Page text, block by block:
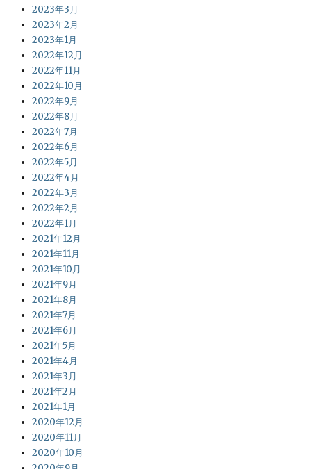
2023年3月
2023年2月
2023年1月
2022年12月
2022年11月
2022年10月
2022年9月
2022年8月
2022年7月
2022年6月
2022年5月
2022年4月
2022年3月
2022年2月
2022年1月
2021年12月
2021年11月
2021年10月
2021年9月
2021年8月
2021年7月
2021年6月
2021年5月
2021年4月
2021年3月
2021年2月
2021年1月
2020年12月
2020年11月
2020年10月